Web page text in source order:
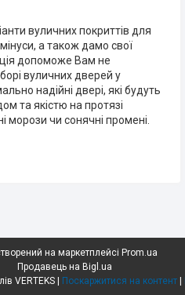
вуличних покриттів для
а також дамо свої
допоможе Вам не
вуличних дверей у
надійні двері, які будуть
та якістю на протязі
чи сонячні промені.
на маркетплейсі Prom.ua
Продавець на Bigl.ua
Поскаржитися на контент